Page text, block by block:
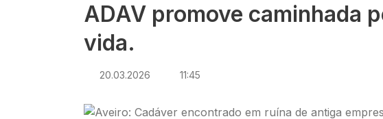
ADAV promove caminhada
vida.
20.03.2026 11:45
Imagem